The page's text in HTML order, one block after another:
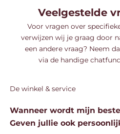
Veelgestelde
Voor vragen over
verwijzen wij je graag door
een andere vraag? Neem
via de handige
De winkel & service
Wanneer wordt mijn
Geven jullie ook